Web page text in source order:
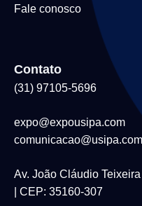
Fale conosco
Contato
(31) 97105-5696
expo@expousipa.com
Av. João Cláudio
| CEP: 35160-307